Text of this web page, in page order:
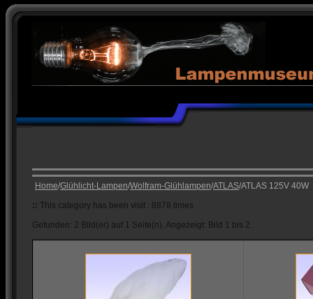
Home/Glühlicht-Lampen/Wolfram-Glühlampen/ATLAS/ATLAS 125V 40W
:: This category has been visit : 8878 times
Gefunden: 2 Bild(er) auf 1 Seite(n). Angezeigt: Bild 1 bis 2.